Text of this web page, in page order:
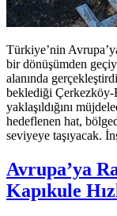
Türkiye’nin
bir dönüşümden
alanında
beklediği Çerkezköy-
yaklaşıldığını
hedeflenen hat,
seviyeye taşıyacak.
Avrupa’ya
Kapıkule